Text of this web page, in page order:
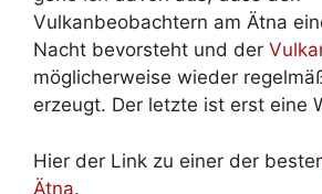
Vulkanbeobachtern am Ätna
Nacht bevorsteht und der
möglicherweise wieder
erzeugt. Der letzte ist erst eine
Hier der Link zu einer der
Ätna.